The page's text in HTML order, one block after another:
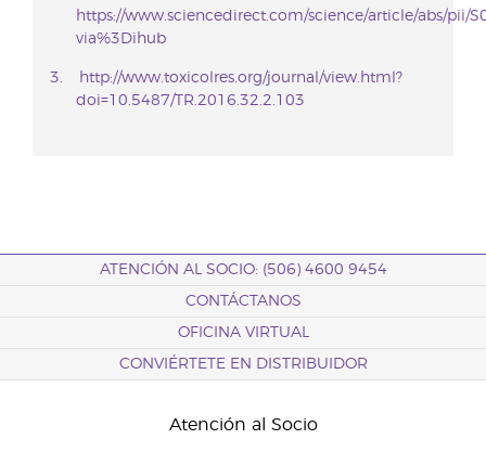
https://www.sciencedirect.com/science/article/abs/pii/
via%3Dihub
http://www.toxicolres.org/journal/view.html?
doi=10.5487/TR.2016.32.2.103
ATENCIÓN AL SOCIO: (506) 4600 9454
CONTÁCTANOS
OFICINA VIRTUAL
CONVIÉRTETE EN DISTRIBUIDOR
Atención al Socio